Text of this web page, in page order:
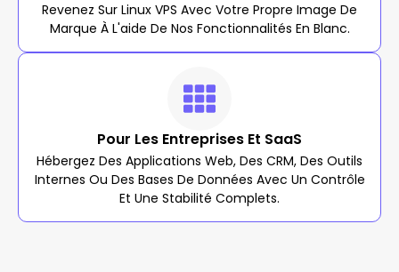
Revenez Sur Linux VPS Avec Votre Propre Image De
Marque À L'aide De Nos Fonctionnalités En Blanc.
Pour Les Entreprises Et SaaS
Hébergez Des Applications Web, Des CRM, Des Outils
Internes Ou Des Bases De Données Avec Un Contrôle
Et Une Stabilité Complets.